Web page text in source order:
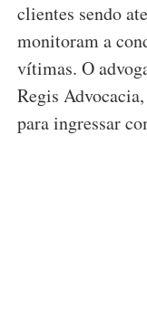
clientes sendo
monitoram a
vítimas. O
Regis
para ingressar